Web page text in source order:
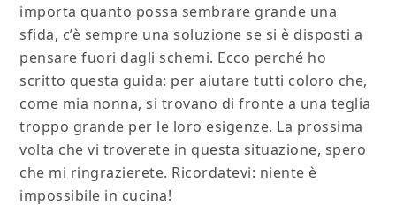
importa quanto possa sembrare grande una
sfida, c’è sempre una soluzione se si è disposti a
pensare fuori dagli schemi. Ecco perché ho
scritto questa guida: per aiutare tutti coloro che,
come mia nonna, si trovano di fronte a una teglia
troppo grande per le loro esigenze. La prossima
volta che vi troverete in questa situazione, spero
che mi ringrazierete. Ricordatevi: niente è
impossibile in cucina!